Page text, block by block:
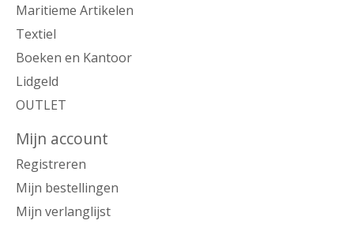
Maritieme Artikelen
Textiel
Boeken en Kantoor
Lidgeld
OUTLET
Mijn account
Registreren
Mijn bestellingen
Mijn verlanglijst